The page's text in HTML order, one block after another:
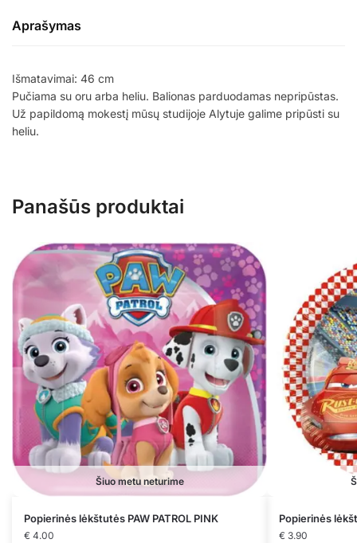
Aprašymas
Išmatavimai: 46 cm
Pučiama su oru arba heliu. Balionas parduodamas nepripūstas.
Už papildomą mokestį mūsų studijoje Alytuje galime pripūsti su
heliu.
Panašūs produktai
Šiuo metu neturime
Popierinės lėkštutės PAW PATROL PINK
€ 4.00
Popierinės
€ 3.90